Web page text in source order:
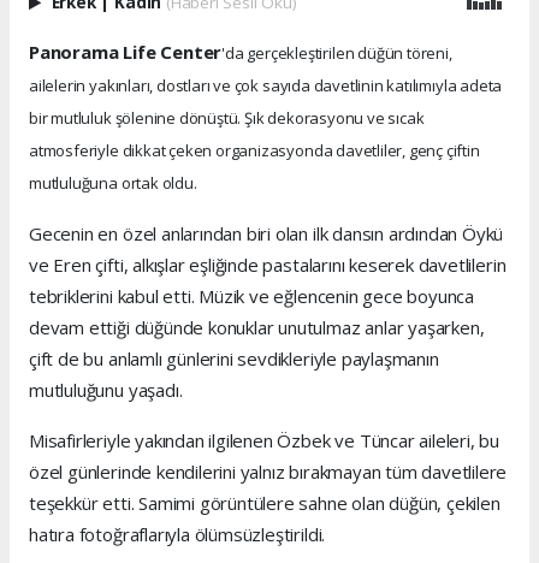
Panorama Life Center'da gerçekleştirilen düğün töreni,
ailelerin yakınları, dostları ve çok sayıda davetlinin katılımıyla adeta
bir mutluluk şölenine dönüştü. Şık dekorasyonu ve sıcak
atmosferiyle dikkat çeken organizasyonda davetliler, genç çiftin
mutluluğuna ortak oldu.
Gecenin en özel anlarından biri olan ilk dansın ardından Öykü
ve Eren çifti, alkışlar eşliğinde pastalarını keserek davetlilerin
tebriklerini kabul etti. Müzik ve eğlencenin gece boyunca
devam ettiği düğünde konuklar unutulmaz anlar yaşarken,
çift de bu anlamlı günlerini sevdikleriyle paylaşmanın
mutluluğunu yaşadı.
Misafirleriyle yakından ilgilenen Özbek ve Tüncar aileleri, bu
özel günlerinde kendilerini yalnız bırakmayan tüm davetlilere
teşekkür etti. Samimi görüntülere sahne olan düğün, çekilen
hatıra fotoğraflarıyla ölümsüzleştirildi.